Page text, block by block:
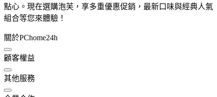
點心。現在選購泡芙，享多重優惠促銷，最新口味與經典人氣
組合等您來體驗！
關於PChome24h
顧客權益
其他服務